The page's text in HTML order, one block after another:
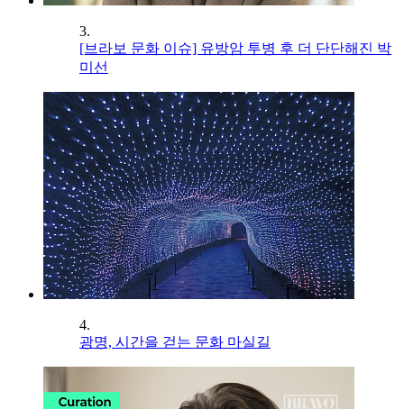
3.
[브라보 문화 이슈] 유방암 투병 후 더 단단해진 박
미선
4.
광명, 시간을 걷는 문화 마실길